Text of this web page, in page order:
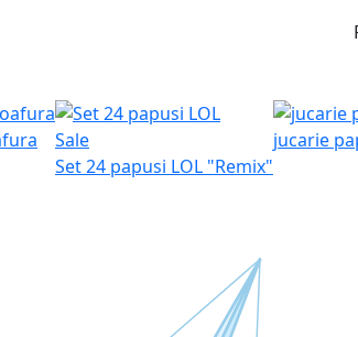
Sale
Set 24 papusi LOL "Remix"
jucarie